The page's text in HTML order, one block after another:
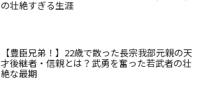
の壮絶すぎる生涯
【豊臣兄弟！】22歳で散った長宗我部元親の天
才後継者・信親とは？武勇を奮った若武者の壮
絶な最期